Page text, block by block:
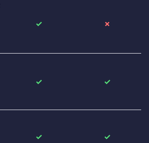
✓ ✗
✓ ✓
✓ ✓